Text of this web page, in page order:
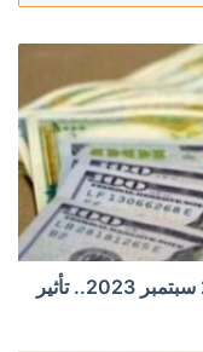
سعر الدولار اليوم في سوريا الجمعة 22 سبتمبر 2023.. تأثير